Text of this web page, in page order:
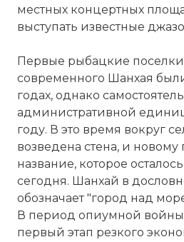
местных концертных
выступать известные
Первые рыбацкие
современного Шанхая
годах, однако
административной
году. В это время вокруг
возведена стена, и новому
название, которое
сегодня. Шанхай в
обозначает "город над
В период опиумной
первый этап резкого